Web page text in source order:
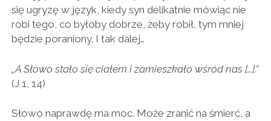
się ugryzę w język, kiedy syn delikatnie mówiąc nie
robi tego, co byłoby dobrze, żeby robił, tym mniej
będzie poraniony. I tak dalej…
„A Słowo stało się ciałem i zamieszkało wśród nas […].”
(J 1, 14)
Słowo naprawdę ma moc. Może zranić na śmierć, a